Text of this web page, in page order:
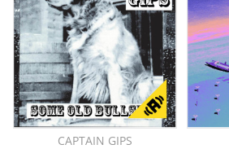
CAPTAIN GIPS